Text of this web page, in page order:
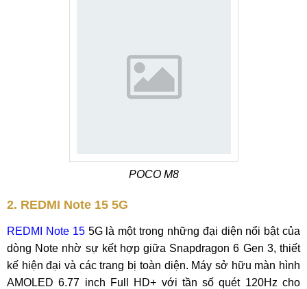
POCO M8
2. REDMI Note 15 5G
REDMI Note 155G là một trong những đại diện nổi bật của
dòng Note nhờ sự kết hợp giữa Snapdragon 6 Gen 3, thiết
kế hiện đại và các trang bị toàn diện. Máy sở hữu màn hình
AMOLED 6.77 inch Full HD+ với tần số quét 120Hz cho